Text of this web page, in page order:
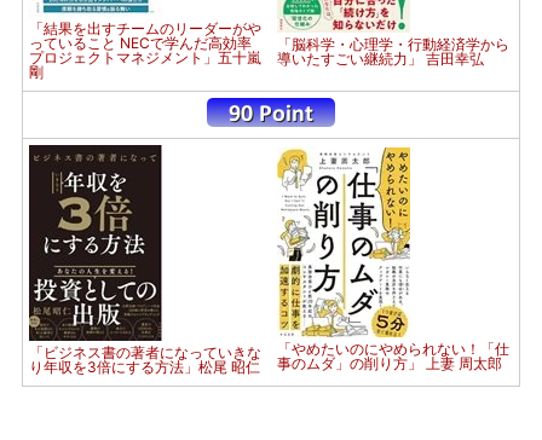
「結果を出すチームのリーダーがや
っていること NECで学んだ高効率
プロジェクトマネジメント」五十嵐
剛
「脳科学・心理学・行動経済学から
導いたすごい継続力」 吉田幸弘
「ビジネス書の著者になっていきな
り年収を3倍にする方法」松尾 昭仁
「やめたいのにやめられない！「仕
事のムダ」の削り方」 上妻 周太郎